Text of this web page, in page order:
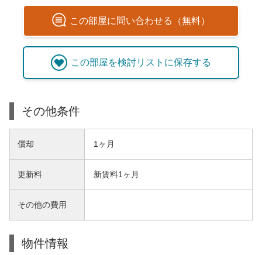
この部屋に問い合わせる（無料）
この部屋を検討リストに保存する
その他条件
償却 1ヶ月
更新料 新賃料1ヶ月
その他の費用
物件情報